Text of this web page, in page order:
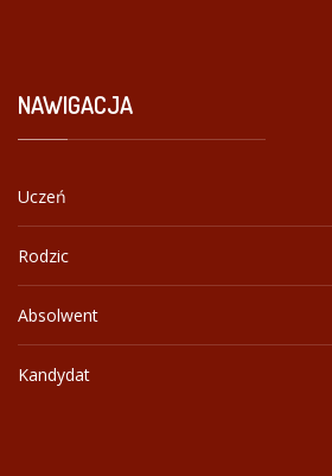
NAWIGACJA
Uczeń
Rodzic
Absolwent
Kandydat